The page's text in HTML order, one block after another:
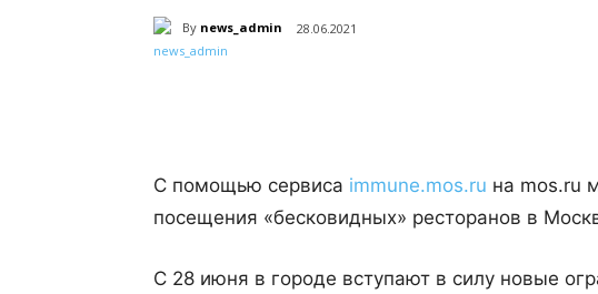
By news_admin 28.06.2021
С помощью сервиса immune.mos.ru на mos.ru
посещения «бесковидных» ресторанов в
С 28 июня в городе вступают в силу новые